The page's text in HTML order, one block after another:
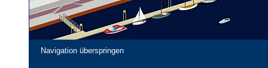
Navigation überspringen